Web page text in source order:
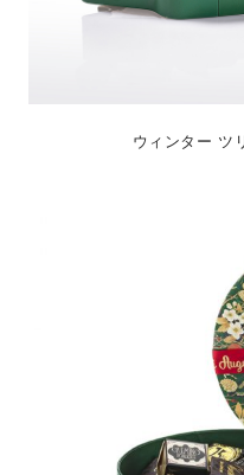
ウィンター